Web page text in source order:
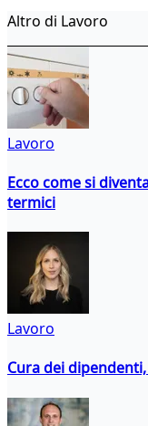
Altro di Lavoro
Lavoro
Ecco come si
termici
Lavoro
Cura dei